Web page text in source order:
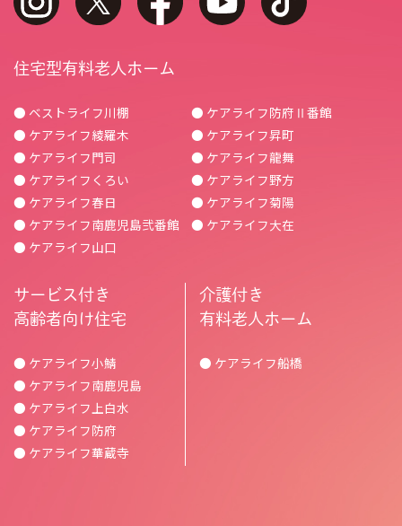
住宅型有料老人ホーム
● ベストライフ川棚
● ケアライフ綾羅木
● ケアライフ門司
● ケアライフくろい
● ケアライフ春日
● ケアライフ南鹿児島弐番館
● ケアライフ山口
● ケアライフ防府Ⅱ番館
● ケアライフ昇町
● ケアライフ龍舞
● ケアライフ野方
● ケアライフ菊陽
● ケアライフ大在
サービス付き
高齢者向け住宅
● ケアライフ小鯖
● ケアライフ南鹿児島
● ケアライフ上白水
● ケアライフ防府
● ケアライフ華蔵寺
介護付き
有料老人ホーム
● ケアライフ船橋